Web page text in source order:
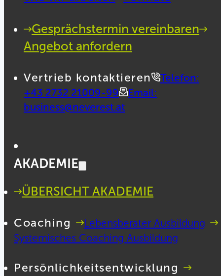
Gesprächstermin vereinbaren
Angebot anfordern
Vertrieb kontaktieren
Telefon:
+43 2732 21009-99
Email:
business@neverest.at
AKADEMIE
ÜBERSICHT AKADEMIE
Coaching
Lebensberater Ausbildung
Systemisches Coaching Ausbildung
Persönlichkeitsentwicklung